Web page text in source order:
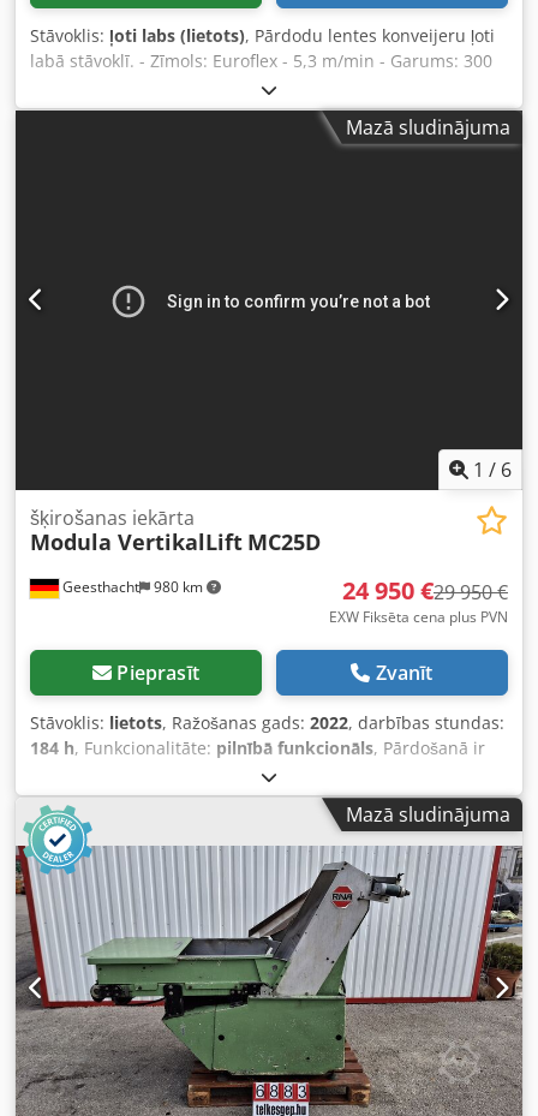
Stāvoklis: ļoti labs (lietots), Pārdodu lentes konveijeru ļoti
labā stāvoklī. - Zīmols: Euroflex - 5,3 m/min - Garums: 300
cm - Platums: 50 cm - Darba augstums: 85 cm + 20 cm
regulējamas kājas Dodpfx Amovyllgozock - Barošana: 400V
Mazā sludinājuma
1 / 6
Geesthacht 980 km
šķirošanas iekārta
Modula VertikalLift MC25D
24 950 €29 950 €
EXW Fiksēta cena plus PVN
Pieprasīt Zvanīt
Stāvoklis: lietots, Ražošanas gads: 2022, darbības stundas:
184 h, Funkcionalitāte: pilnībā funkcionāls, Pārdošanā ir
divi lietoti Modula vertikālie pacēlāji MC25D, 1.4. versija,
katrs par 24 950 eiro (bez PVN). Abas sistēmas ir pilnībā
funkcionālas, tām ir veikta regulāra apkope, un tās var
apskatīt darba laikā pēc iepriekšējas vienošanās. Ideāli
piemērotas, lai ietaupītu vietu un nodrošinātu efektīvu
mazu detaļu, rezerves daļu vai pasūtījumu komplektēšanas
materiālu uzglabāšanu. Abu iekārtu specifikācijas,
izgatavošanas gads – 2022, katrai ir tikai 23 darba dienas.
Modelis: Modula vertikālais pacēlājs MC25D, 1.4. versija
Daudzums: 2 pacēlāji Izgatavošanas gads: 2022 Darba
laiks: apmēram 23 darba dienas katram Kopējie izmēri
mm: 6300 (garums) x 7300 (augstums) x 3000 (platums)
Stāvoklis: lietots, tehniskiski nevainojams Pielietojums:
automātiska vertikālā uzglabāšanas un komplektēšanas
Mazā sludinājuma